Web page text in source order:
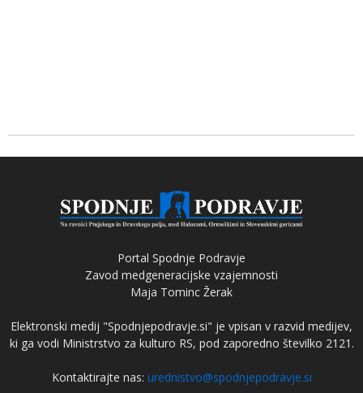
Portal Spodnje Podravje
Zavod medgeneracijske vzajemnosti
Maja Tominc Žerak
Elektronski medij "Spodnjepodravje.si" je vpisan v razvid medijev,
ki ga vodi Ministrstvo za kulturo RS, pod zaporedno številko 2121.
Kontaktirajte nas: urednistvo@spodnjepodravje.si